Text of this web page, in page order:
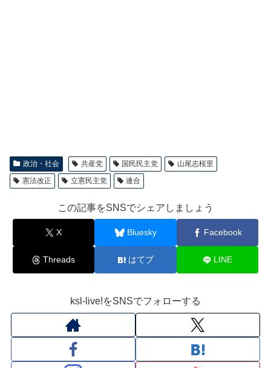
政治・社会 共産党 国民民主党
山尾志桜里
憲法改正
立憲民主党 連合
この記事をSNSでシェアしましょう
X Bluesky Facebook
Threads はてブ LINE
ksl-live!をSNSでフォローする